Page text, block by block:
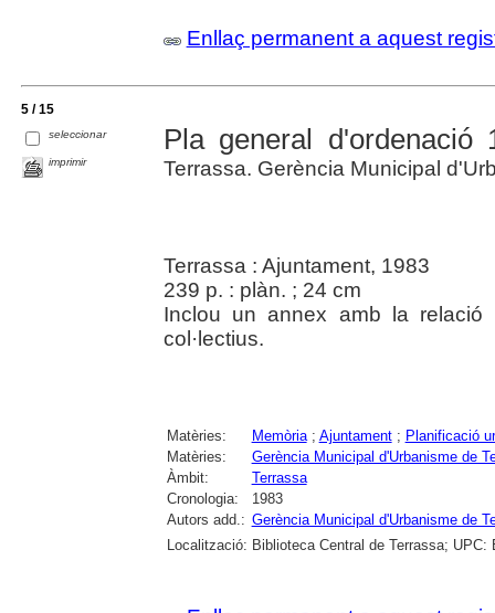
Enllaç permanent a aquest
5 / 15
seleccionar
imprimir
Pla general d'ordenació
Terrassa. Gerència Municipal
Terrassa : Ajuntament, 1983
239 p. : plàn. ; 24 cm
Inclou un annex amb la relació
col·lectius.
Matèries: Memòria; Ajuntament; Planificació
Matèries:
Gerència Municipal d'Urbanisme de
Àmbit:
Terrassa
Cronologia:
1983
Autors add.: Gerència Municipal d'Urbanisme de
Localització: Biblioteca Central de Terrassa;